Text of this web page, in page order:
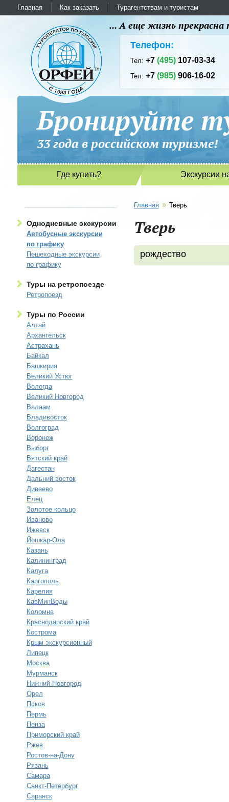
Главная Как заказать Турагентствам и туристам
... А еще жизнь
Телефон:
Тел:+7(495) 107-03-34
Тел:+7(985) 906-16-02
Бронируйте
33 года в российском
Где купить? Экскурсии
Однодневные экскурсии
Автобусные экскурсии
по графику
Пешеходные экскурсии
по графику
Туры на ретропоезде
Ретропоезд
Туры по России
Алтай
Архангельск
Астрахань
Байкал
Башкирия
Великий Устюг
Вологда
Великий Новгород
Валаам
Владивосток
Волгоград
Воронеж
Выборг
Вятский край
Дагестан
Дальний восток
Дивеево
Елец
Золотое кольцо
Иваново
Ижевск
Йошкар-Ола
Казань
Калининград
Калуга
Каргополь
Карелия
КавМинВоды
Коломна
Краснодарский край
Кострома
Крым экскурсионный
Липецк
Москва
Мурманск
Нижний Новгород
Орел
Псков
Пермь
Пенза
Приморский край
Ржев
Ростов-на-Дону
Рязань
Самара
Санкт-Петербург
Саранск
Главная » Тверь
Тверь
рождество